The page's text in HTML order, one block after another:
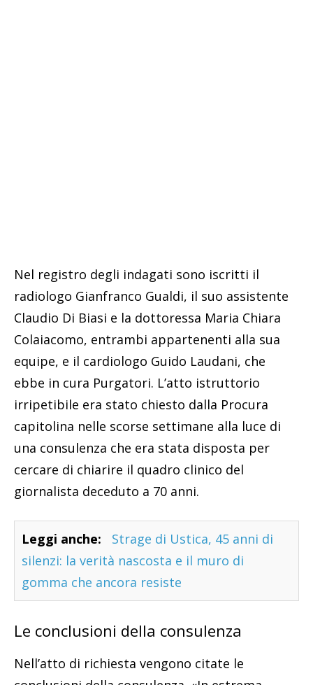
Nel registro degli indagati sono iscritti il
radiologo Gianfranco Gualdi, il suo assistente
Claudio Di Biasi e la dottoressa Maria Chiara
Colaiacomo, entrambi appartenenti alla sua
equipe, e il cardiologo Guido Laudani, che
ebbe in cura Purgatori. L’atto istruttorio
irripetibile era stato chiesto dalla Procura
capitolina nelle scorse settimane alla luce di
una consulenza che era stata disposta per
cercare di chiarire il quadro clinico del
giornalista deceduto a 70 anni.
Leggi anche:
Strage di Ustica, 45 anni di
silenzi: la verità nascosta e il muro di
gomma che ancora resiste
Le conclusioni della consulenza
Nell’atto di richiesta vengono citate le